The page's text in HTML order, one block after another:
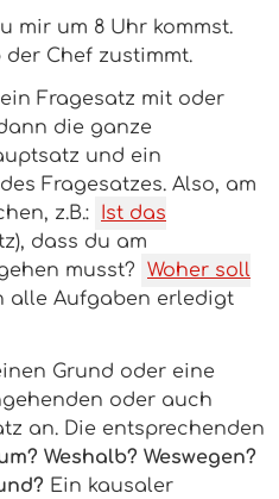
mir um 8 Uhr kommst.
Chef zustimmt.
Fragesatz mit oder
die ganze
und ein
Fragesatzes. Also, am
z.B.:
Ist das
dass du am
musst?
Woher soll
alle Aufgaben erledigt
Grund oder eine
oder auch
an. Die entsprechenden
Weshalb? Weswegen?
Ein kausaler